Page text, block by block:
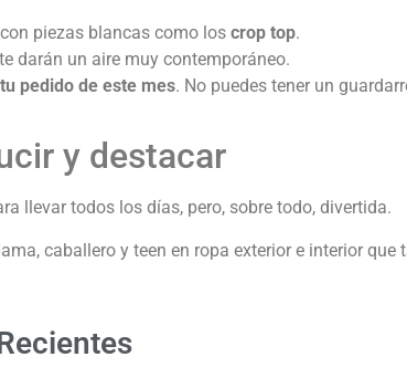
piezas blancas como los crop top.
darán un aire muy contemporáneo.
pedido de este mes. No puedes tener un
y destacar
llevar todos los días, pero, sobre todo, divertida.
caballero y teen en ropa exterior e interior que